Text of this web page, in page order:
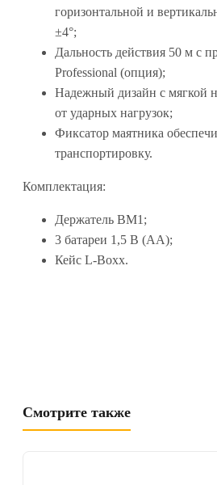
горизонтальной и
±4°;
Дальность действия 50 м с
Professional (опция);
Надежный дизайн с мягкой
от ударных нагрузок;
Фиксатор маятника
транспортировку.
Комплектация:
Держатель BM1;
3 батареи 1,5 В (AA);
Кейс L-Boxx.
Смотрите также